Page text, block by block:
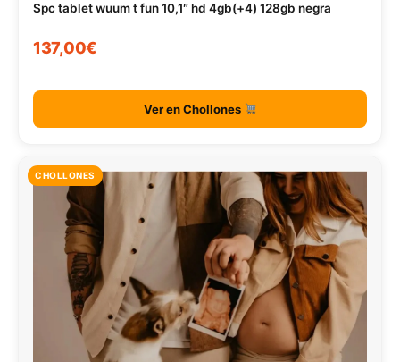
Spc tablet wuum t fun 10,1″ hd 4gb(+4) 128gb negra
137,00€
Ver en Chollones
CHOLLONES